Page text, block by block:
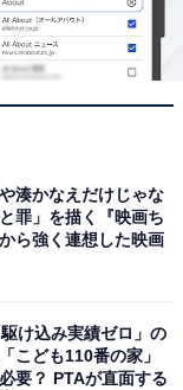
湊かなえだけじゃな
罪」を描く『映画ち
ら強く連想した映画
け込み実績ゼロ」の
こども110番の家」
要？ PTAが直面する